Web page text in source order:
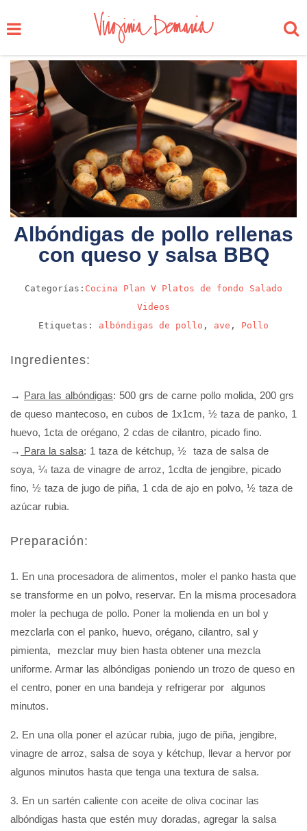
Albóndigas de pollo rellenas
con queso y salsa BBQ
Categorías: Cocina Plan V Platos de fondo
Salado
Videos
Etiquetas: albóndigas de pollo , ave , Pollo
Ingredientes:
→ Para las albóndigas: 500 grs de carne pollo molida, 200 grs
de queso mantecoso, en cubos de 1x1cm, ½ taza de panko, 1
huevo, 1cta de orégano, 2 cdas de cilantro, picado fino.
→ Para la salsa: 1 taza de kétchup, ½ taza de salsa de
soya, ¼ taza de vinagre de arroz, 1cdta de jengibre, picado
fino, ½ taza de jugo de piña, 1 cda de ajo en polvo, ½ taza de
azúcar rubia.
Preparación:
1. En una procesadora de alimentos, moler el panko hasta que
se transforme en un polvo, reservar. En la misma procesadora
moler la pechuga de pollo. Poner la molienda en un bol y
mezclarla con el panko, huevo, orégano, cilantro, sal y
pimienta, mezclar muy bien hasta obtener una mezcla
uniforme. Armar las albóndigas poniendo un trozo de queso en
el centro, poner en una bandeja y refrigerar por algunos
minutos.
2. En una olla poner el azúcar rubia, jugo de piña, jengibre,
vinagre de arroz, salsa de soya y kétchup, llevar a hervor por
algunos minutos hasta que tenga una textura de salsa.
3. En un sartén caliente con aceite de oliva cocinar las
albóndigas hasta que estén muy doradas, agregar la salsa